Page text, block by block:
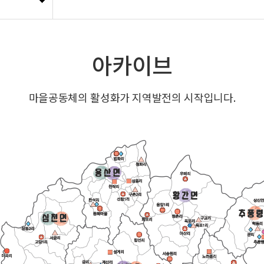
아카이브
마을공동체의 활성화가 지역발전의 시작입니다.